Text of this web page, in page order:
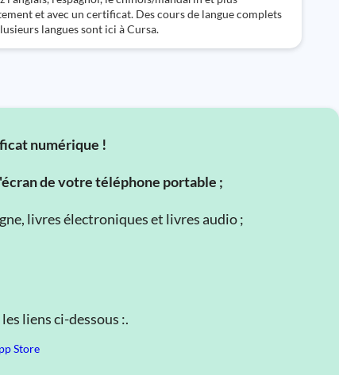
et avec un certificat. Des cours de langue complets
langues sont ici à Cursa.
numérique !
de votre téléphone portable ;
livres électroniques et livres audio ;
liens ci-dessous :.